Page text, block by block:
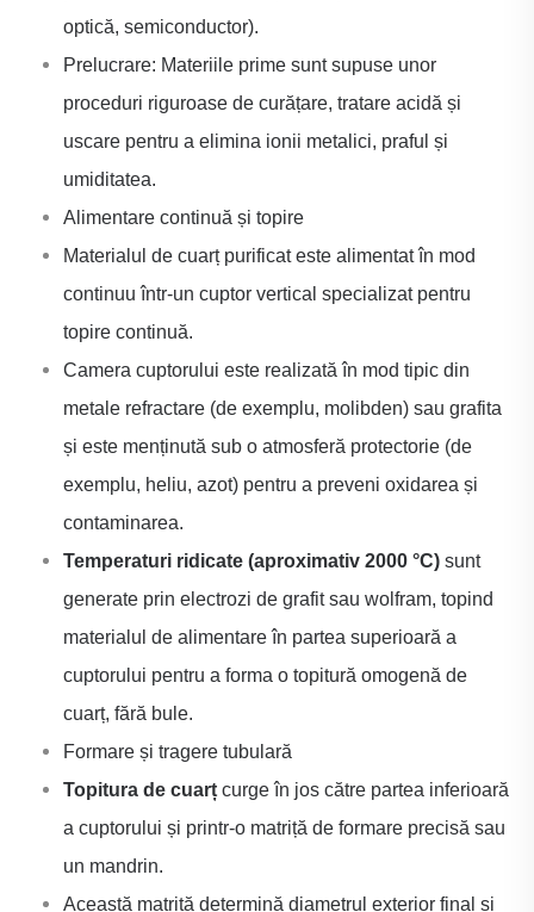
optică, semiconductor).
Prelucrare: Materiile prime sunt supuse unor
proceduri riguroase de curățare, tratare acidă și
uscare pentru a elimina ionii metalici, praful și
umiditatea.
Alimentare continuă și topire
Materialul de cuarț purificat este alimentat în mod
continuu într-un cuptor vertical specializat pentru
topire continuă.
Camera cuptorului este realizată în mod tipic din
metale refractare (de exemplu, molibden) sau grafita
și este menținută sub o atmosferă protectorie (de
exemplu, heliu, azot) pentru a preveni oxidarea și
contaminarea.
Temperaturi ridicate (aproximativ 2000 °C) sunt
generate prin electrozi de grafit sau wolfram, topind
materialul de alimentare în partea superioară a
cuptorului pentru a forma o topitură omogenă de
cuarț, fără bule.
Formare și tragere tubulară
Topitura de cuarț curge în jos către partea inferioară
a cuptorului și printr-o matriță de formare precisă sau
un mandrin.
Această matriță determină diametrul exterior final și